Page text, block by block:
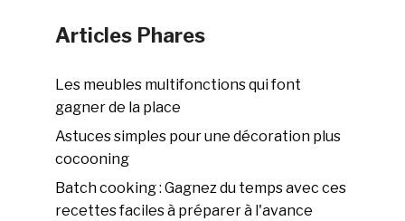
Articles Phares
Les meubles multifonctions qui font
gagner de la place
Astuces simples pour une décoration plus
cocooning
Batch cooking : Gagnez du temps avec ces
recettes faciles à préparer à l'avance